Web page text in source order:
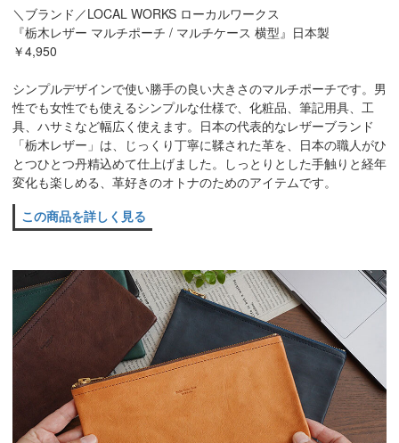
＼ブランド／LOCAL WORKS ローカルワークス
『栃木レザー マルチポーチ / マルチケース 横型』日本製
￥4,950
シンプルデザインで使い勝手の良い大きさのマルチポーチです。男
性でも女性でも使えるシンプルな仕様で、化粧品、筆記用具、工
具、ハサミなど幅広く使えます。日本の代表的なレザーブランド
「栃木レザー」は、じっくり丁寧に鞣された革を、日本の職人がひ
とつひとつ丹精込めて仕上げました。しっとりとした手触りと経年
変化も楽しめる、革好きのオトナのためのアイテムです。
この商品を詳しく見る